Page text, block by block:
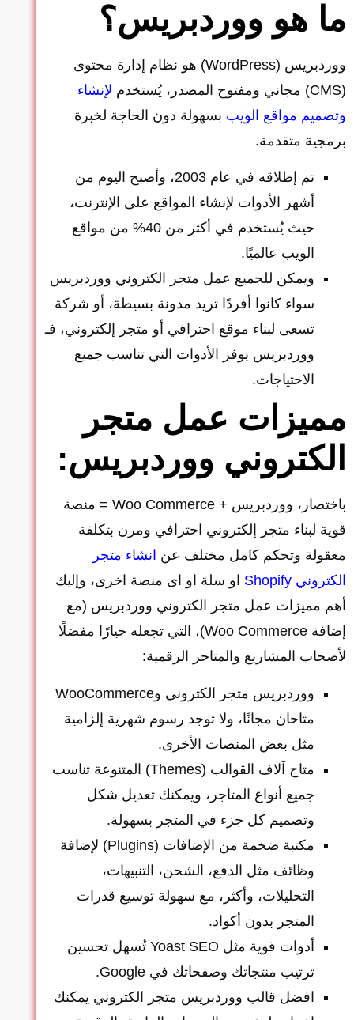
ما هو ووردبريس؟
ووردبريس (WordPress) هو نظام إدارة محتوى
(CMS) مجاني ومفتوح المصدر، يُستخدم
لإنشاء
وتصميم مواقع الويب بسهولة دون الحاجة لخبرة
برمجية متقدمة.
تم إطلاقه في عام 2003، وأصبح اليوم من
أشهر الأدوات لإنشاء المواقع على الإنترنت،
حيث يُستخدم في أكثر من 40% من مواقع
الويب عالميًا.
ويمكن للجميع عمل متجر الكتروني ووردبريس
سواء كانوا أفردًا تريد مدونة بسيطة، أو شركة
تسعى لبناء موقع احترافي أو متجر إلكتروني، فـ
ووردبريس يوفر الأدوات التي تناسب جميع
الاحتياجات.
مميزات عمل متجر
الكتروني ووردبريس:
باختصار، ووردبريس + Woo Commerce = منصة
قوية لبناء متجر إلكتروني احترافي ومرن بتكلفة
معقولة وتحكم كامل مختلف عن انشاء متجر
الكتروني Shopify
او سلة او اى منصة اخرى، وإليك
أهم مميزات عمل متجر الكتروني ووردبريس (مع
إضافة Woo Commerce)، التي تجعله خيارًا مفضلًا
لأصحاب المشاريع والمتاجر الرقمية:
ووردبريس متجر الكتروني وWooCommerce
متاحان مجانًا، ولا توجد رسوم شهرية إلزامية
مثل بعض المنصات الأخرى.
متاح آلاف القوالب (Themes) المتنوعة تناسب
جميع أنواع المتاجر، ويمكنك تعديل شكل
وتصميم كل جزء في المتجر بسهولة.
مكتبة ضخمة من الإضافات (Plugins) لإضافة
وظائف مثل الدفع، الشحن، التنبيهات،
التحليلات، وأكثر، مع سهولة توسيع قدرات
المتجر بدون أكواد.
أدوات قوية مثل Yoast SEO تُسهل تحسين
ترتيب منتجاتك وصفحاتك في Google.
افضل قالب ووردبريس متجر الكتروني يمكنك